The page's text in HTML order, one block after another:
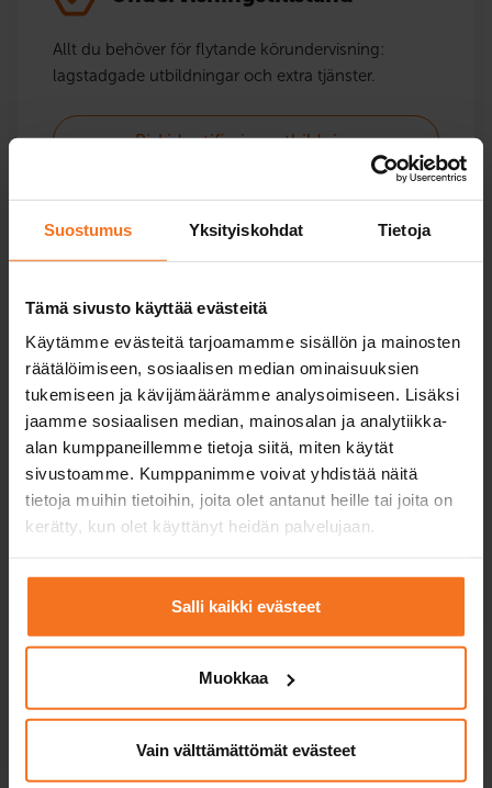
Suostumus Yksityiskohdat Tietoja
Tämä sivusto käyttää evästeitä
Käytämme evästeitä tarjoamamme sisällön ja mainosten
räätälöimiseen, sosiaalisen median ominaisuuksien
tukemiseen ja kävijämäärämme analysoimiseen. Lisäksi
jaamme sosiaalisen median, mainosalan ja analytiikka-
alan kumppaneillemme tietoja siitä, miten käytät
sivustoamme. Kumppanimme voivat yhdistää näitä
tietoja muihin tietoihin, joita olet antanut heille tai joita on
kerätty, kun olet käyttänyt heidän palvelujaan.
Salli kaikki evästeet
Muokkaa
Vain välttämättömät evästeet
Allt du behöver för flytande körundervisning:
lagstadgade utbildningar och extra tjänster.
Riskidentifieringsutbildning
Undervisningstillstånd
Moped- och mopedbilkörkort
Kurser för moped- och mopedbilutbildning.
Körundervisning från våren till hösten och
teorilektioner året runt.
Mopedkörkort AM120
Mopedbilskörkort AM121
Motorcykel